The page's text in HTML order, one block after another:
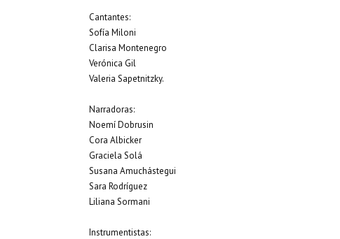
Cantantes:
Sofía Miloni
Clarisa Montenegro
Verónica Gil
Valeria Sapetnitzky.
Narradoras:
Noemí Dobrusin
Cora Albicker
Graciela Solá
Susana Amuchástegui
Sara Rodríguez
Liliana Sormani
Instrumentistas: